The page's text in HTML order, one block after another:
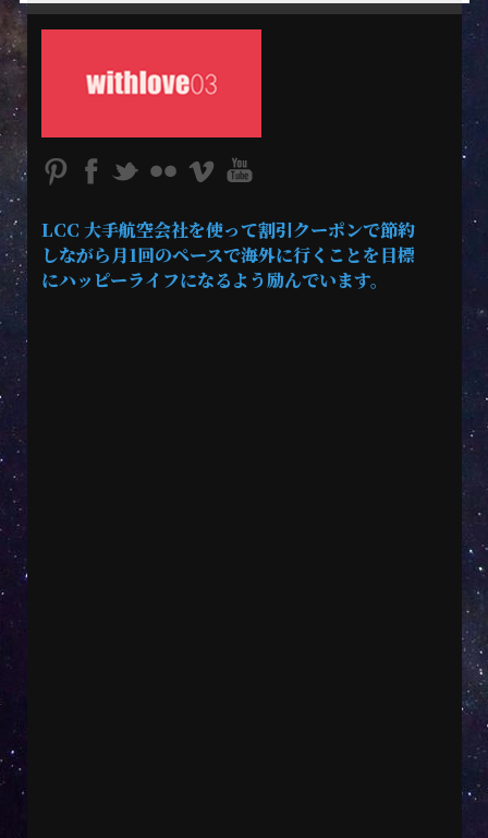
LCC 大手航空会社を使って割引クーポンで節約
しながら月1回のペースで海外に行くことを目標
にハッピーライフになるよう励んでいます。